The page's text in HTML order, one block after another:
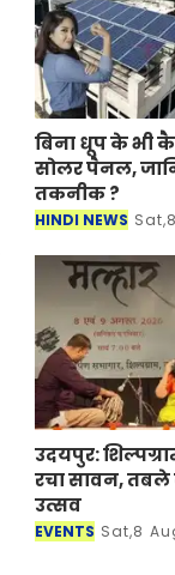
बिना धूप के भी
सोलर पैनल,
तकनीक ?
HINDI NEWS
उदयपुर:
रचा सावन,
उत्सव
EVENTS Sat,8